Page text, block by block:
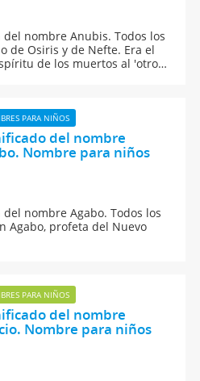
nombre Anubis. Todos los
de Osiris y de Nefte. Era el
de los muertos al 'otro
PARA NIÑOS
del nombre
Nombre para niños
nombre Agabo. Todos los
Agabo, profeta del Nuevo
PARA NIÑOS
del nombre
Nombre para niños